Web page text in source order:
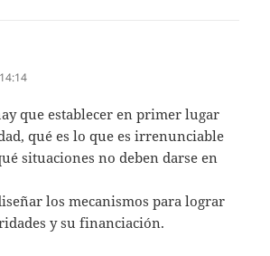
que establecer en primer lugar
qué es lo que es irrenunciable
situaciones no deben darse en
los mecanismos para lograr
y su financiación.